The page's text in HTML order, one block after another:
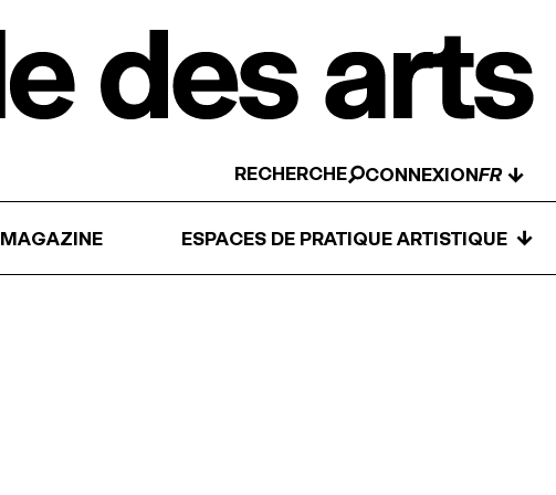
RECHERCHE CONNEXION ↓
MAGAZINE ESPACES DE PRATIQUE ARTISTIQUE ↓